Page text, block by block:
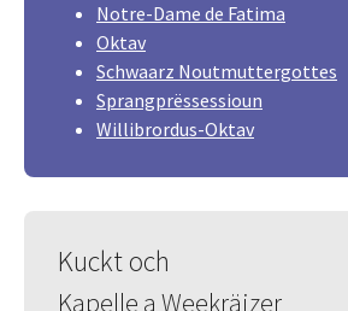
Notre-Dame de Fatima
Oktav
Schwaarz Noutmuttergottes
Sprangprëssessioun
Willibrordus-Oktav
Kuckt och
Kapelle a Weekräizer